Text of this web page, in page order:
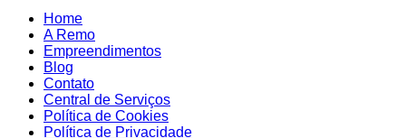
Home
A Remo
Empreendimentos
Blog
Contato
Central de Serviços
Política de Cookies
Política de Privacidade